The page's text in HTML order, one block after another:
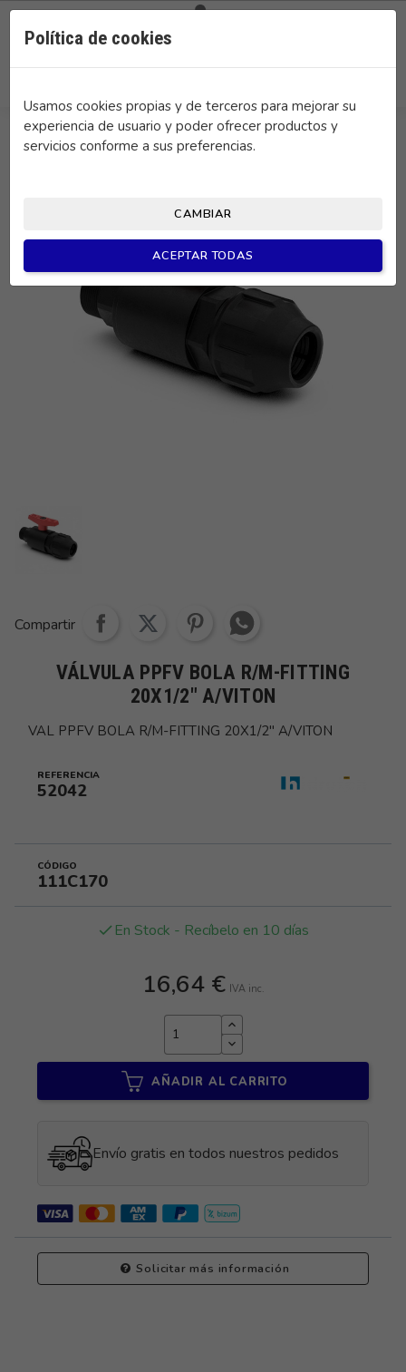
Política de cookies
Usamos cookies propias y de terceros para mejorar su
experiencia de usuario y poder ofrecer productos y
servicios conforme a sus preferencias.
CAMBIAR
ACEPTAR TODAS
Compartir
VÁLVULA PPFV BOLA R/M-FITTING
20X1/2" A/VITON
VAL PPFV BOLA R/M-FITTING 20X1/2" A/VITON
REFERENCIA
52042
CÓDIGO
111C170
done En Stock - Recíbelo en 10 días
16,64 € IVA inc.
AÑADIR AL CARRITO
Envío gratis en todos nuestros pedidos
Solicitar más información